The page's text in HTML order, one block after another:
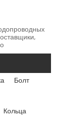
Болт
Кольца